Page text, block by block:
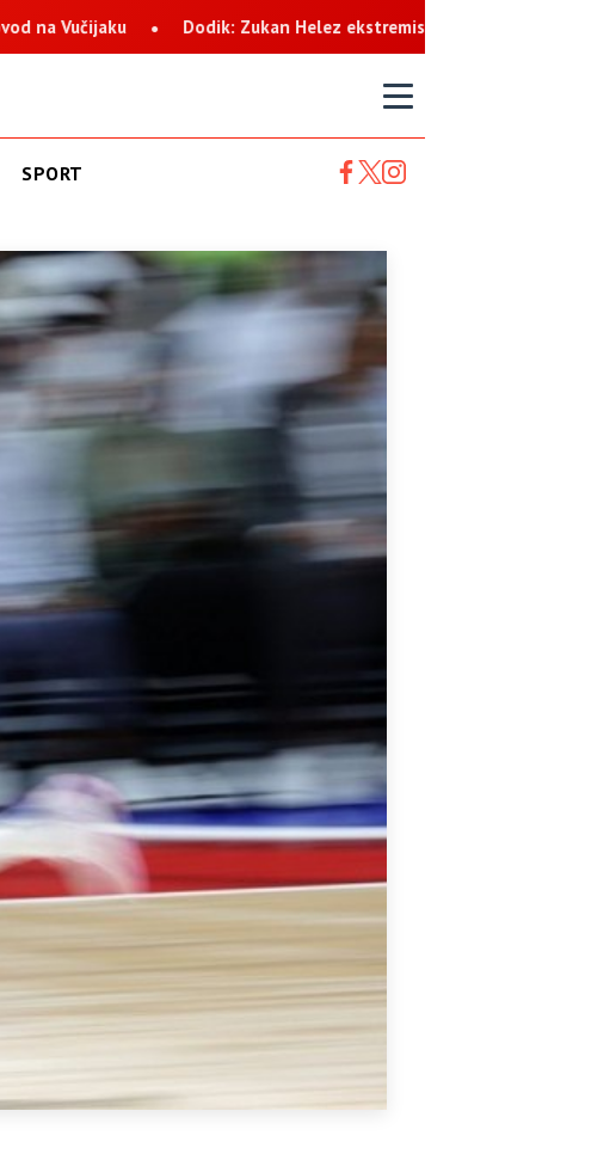
Zukan Helez ekstremista koji svaku priliku koristi za netrpeljivost prema
SPORT